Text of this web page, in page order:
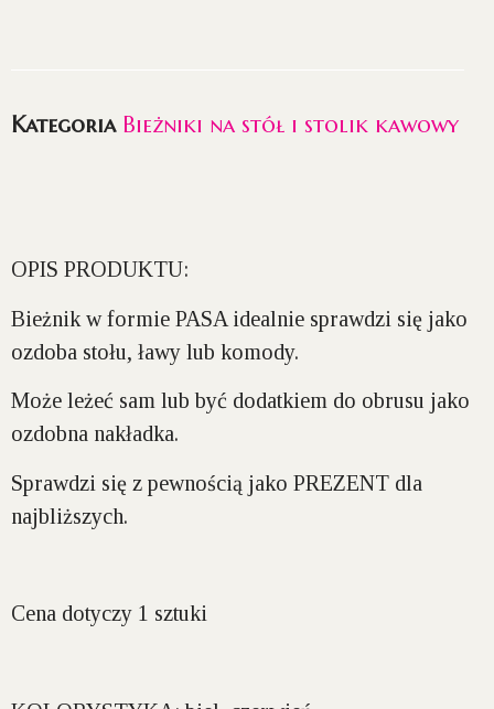
Kategoria Bieżniki na stół i stolik kawowy
OPIS PRODUKTU:
Bieżnik w formie PASA idealnie sprawdzi się jako
ozdoba stołu, ławy lub komody.
Może leżeć sam lub być dodatkiem do obrusu jako
ozdobna nakładka.
Sprawdzi się z pewnością jako PREZENT dla
najbliższych.
Cena dotyczy 1 sztuki